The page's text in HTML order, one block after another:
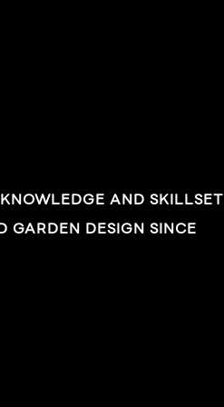
AND SKILLSET
DESIGN SINCE